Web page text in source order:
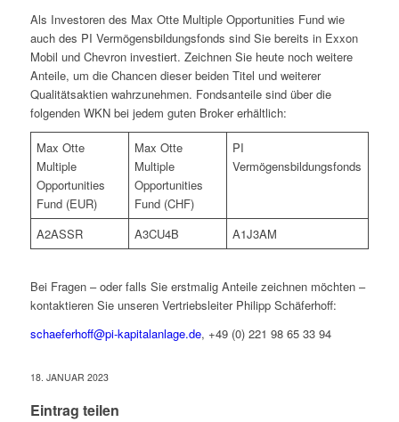
Als Investoren des Max Otte Multiple Opportunities Fund wie
auch des PI Vermögensbildungsfonds sind Sie bereits in Exxon
Mobil und Chevron investiert. Zeichnen Sie heute noch weitere
Anteile, um die Chancen dieser beiden Titel und weiterer
Qualitätsaktien wahrzunehmen. Fondsanteile sind über die
folgenden WKN bei jedem guten Broker erhältlich:
Max Otte
Multiple
Opportunities
Fund (EUR)
Max Otte
Multiple
Opportunities
Fund (CHF)
PI
Vermögensbildungsfonds
A2ASSR A3CU4B A1J3AM
Bei Fragen – oder falls Sie erstmalig Anteile zeichnen möchten –
kontaktieren Sie unseren Vertriebsleiter Philipp Schäferhoff:
schaeferhoff@pi-kapitalanlage.de, +49 (0) 221 98 65 33 94
18. JANUAR 2023
Eintrag teilen